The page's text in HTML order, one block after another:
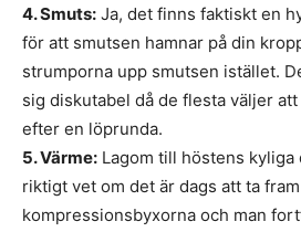
4. Smuts: Ja, det finns faktiskt en
för att smutsen hamnar på din
strumporna upp smutsen istället.
sig diskutabel då de flesta väljer
efter en löprunda.
5. Värme: Lagom till höstens kyliga
riktigt vet om det är dags att ta fram
kompressionsbyxorna och man